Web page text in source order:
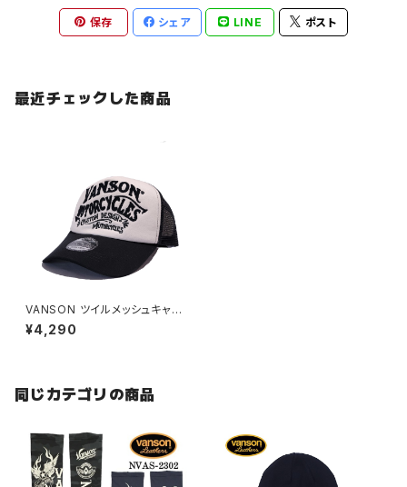
保存 シェア LINE ポスト
最近チェックした商品
VANSON ツイルメッシュキャッ
プ WHITE/BLACK
¥4,290
同じカテゴリの商品